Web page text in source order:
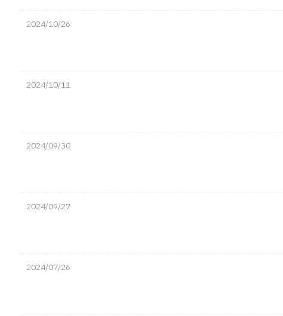
2024/10/26
2024/10/11
2024/09/30
2024/09/27
2024/07/26